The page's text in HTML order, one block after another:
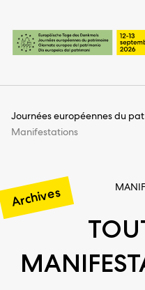
Pages
Page d’accueil
Contenu
Plan du site
Journées européennes du
Manifestations
Archives